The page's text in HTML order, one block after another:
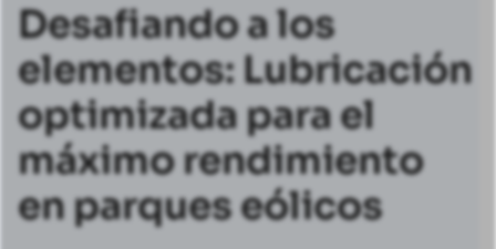
Desafiando a los
elementos: Lubricación
optimizada para el
máximo rendimiento
en parques eólicos